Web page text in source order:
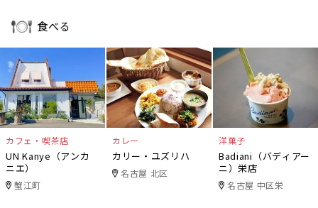
食べる
カフェ・喫茶店
UN Kanye（アンカ
ニエ）
蟹江町
カレー
カリー・ユズリハ
名古屋 北区
洋菓子
Badiani（バディアー
ニ）栄店
名古屋 中区栄